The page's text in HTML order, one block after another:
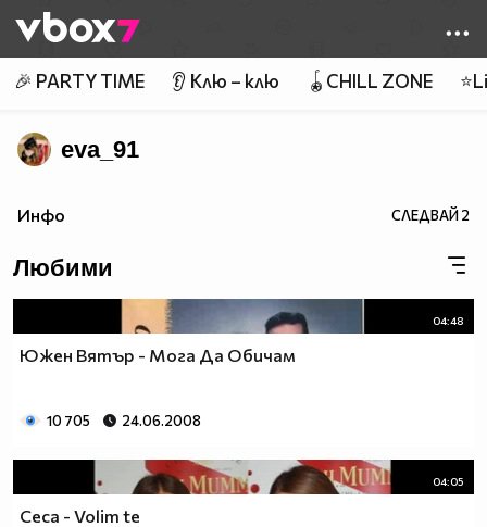
👾
🎉 PARTY TIME 👂 Клю – клю 🪀CHILL ZONE
eva_91
Инфо СЛЕДВАЙ2
Любими
04:48
Южен Вятър - Мога Да Обичам
10 705 24.06.2008
04:05
Ceca - Volim te